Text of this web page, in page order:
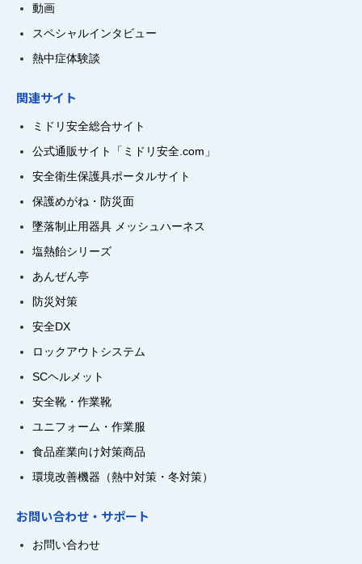
動画
スペシャルインタビュー
熱中症体験談
関連サイト
ミドリ安全総合サイト
公式通販サイト「ミドリ安全.com」
安全衛生保護具ポータルサイト
保護めがね・防災面
墜落制止用器具 メッシュハーネス
塩熱飴シリーズ
あんぜん亭
防災対策
安全DX
ロックアウトシステム
SCヘルメット
安全靴・作業靴
ユニフォーム・作業服
食品産業向け対策商品
環境改善機器（熱中対策・冬対策）
お問い合わせ・サポート
お問い合わせ